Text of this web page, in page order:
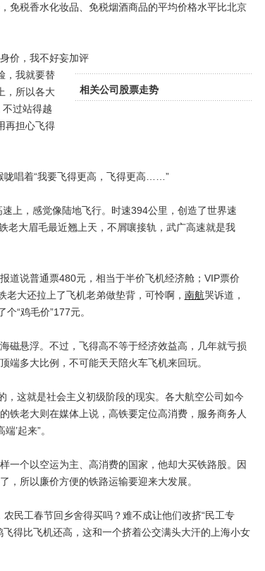
免税香水化妆品、免税烟酒商品的平均价格水平比北京
价，我不好妄加评
相关公司股票走势
，我就要替
，所以各大
不过站得越
再担心飞得
唱着“我要飞得更高，飞得更高……”
，感觉像陆地飞行。时速394公里，创造了世界速
老大眉毛最近翘上天，不屑嚷接轨，武广高速就是我
说普通票480元，相当于半价飞机经济舱；VIP票价
大还拉上了飞机老弟做垫背，可怜啊， 南航哭诉道，
“鸡毛价”177元。
悬浮。不过，飞得高不等于经济效益高，几年就亏损
端多大比例，不可能天天陪火车飞机来回玩。
这就是社会主义初级阶段的现实。各大航空公司如今
铁老大则在媒体上说，高铁要定位高消费，服务商务人
’起来”。
个以空运为主、高消费的国家，他却大买铁路股。因
，所以廉价方便的铁路运输要迎来大发展。
工春节回乡舍得买吗？难不成让他们改挤“民工专
得比飞机还高，这和一个挤着公交满头大汗的上海小女